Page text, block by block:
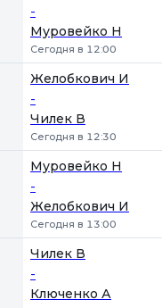
-
Муровейко Н
Сегодня в 12:00
Желобкович И
-
Чилек В
Сегодня в 12:30
Муровейко Н
-
Желобкович И
Сегодня в 13:00
Чилек В
-
Ключенко А